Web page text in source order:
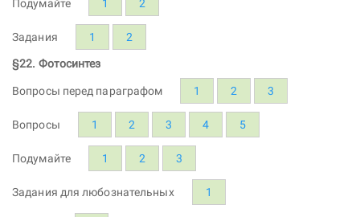
Подумайте 1 2
Задания 1 2
§22. Фотосинтез
Вопросы перед параграфом 1 2 3
Вопросы 1 2 3 4 5
Подумайте 1 2 3
Задания для любознательных 1